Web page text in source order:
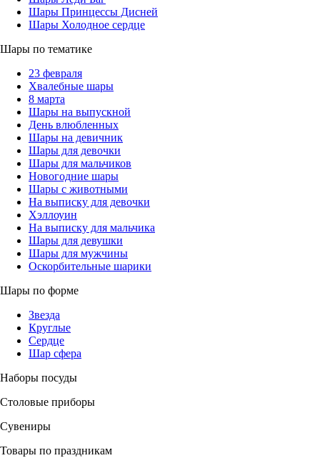
Шары Принцессы Дисней
Шары Холодное сердце
Шары по тематике
23 февраля
Хвалебные шары
8 марта
Шары на выпускной
День влюбленных
Шары на девичник
Шары для девочки
Шары для мальчиков
Новогодние шары
Шары с животными
На выписку для девочки
Хэллоуин
На выписку для мальчика
Шары для девушки
Шары для мужчины
Оскорбительные шарики
Шары по форме
Звезда
Круглые
Сердце
Шар сфера
Наборы посуды
Столовые приборы
Сувениры
Товары по праздникам